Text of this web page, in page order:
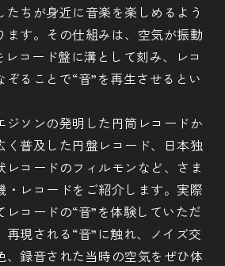
ちが身近に音楽を楽しめるよう
ます。その仕組みは、空気が振動
レコード盤に溝として刻み、レコ
ぞることで“音”を再生させるとい
ジソンの発明した円筒レコードか
く普及した円盤レコード、日本独
レコードのフィルモンなど、さま
・レコードをご紹介します。実際
レコードの“音”を体験していただ
再現される“音”に触れ、ノイズ交
、録音された当時の空気をぜひ体